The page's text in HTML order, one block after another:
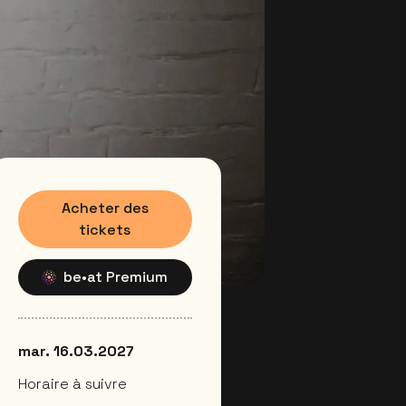
Acheter des
tickets
be•at Premium
mar. 16.03.2027
Horaire à suivre